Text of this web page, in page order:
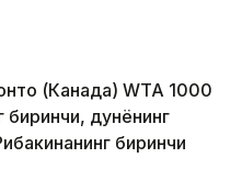
(Канада) WТА 1000
биринчи, дунёнинг
биринчи